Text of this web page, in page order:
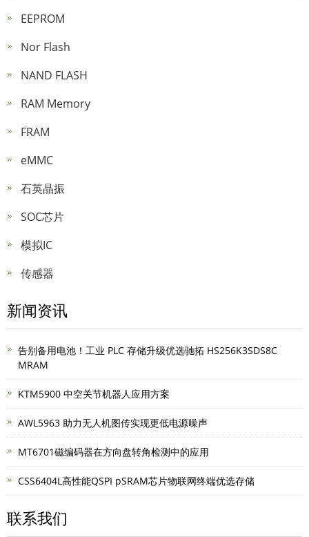
EEPROM
Nor Flash
NAND FLASH
RAM Memory
FRAM
eMMC
石英晶振
SOC芯片
模拟IC
传感器
新闻资讯
告别备用电池！工业 PLC 存储升级优选驰拓 HS256K3SDS8C
MRAM
KTM5900 中空关节机器人应用方案
AWL5963 助力无人机图传实现更低电源噪声
MT6701磁编码器在方向盘转角检测中的应用
CSS6404L高性能QSPI pSRAM芯片物联网终端优选存储
联系我们